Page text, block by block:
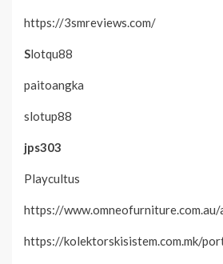
https://3smreviews.com/
Slotqu88
paitoangka
slotup88
jps303
Playcultus
https://www.omneofurniture.com.au/
https://kolektorskisistem.com.mk/